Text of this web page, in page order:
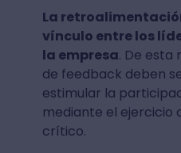
La
vínculo entre los
la empresa. De esta
de feedback deben
estimular la
mediante el ejercicio
crítico.